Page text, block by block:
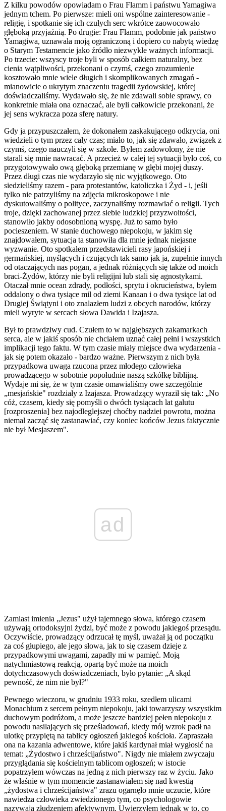
Z kilku powodów opowiadam o Frau Flamm i państwu Yamagiwa
jednym tchem. Po pierwsze: mieli oni wspólne zainteresowanie -
religię, i spotkanie się ich czułych serc wkrótce zaowocowało
głęboką przyjaźnią. Po drugie: Frau Flamm, podobnie jak państwo
Yamagiwa, uznawała moją ograniczoną i dopiero co nabytą wiedzę
o Starym Testamencie jako źródło niezwykle ważnych informacji.
Po trzecie: wszyscy troje byli w sposób całkiem naturalny, bez
cienia wątpliwości, przekonani o czymś, czego zrozumienie
kosztowało mnie wiele długich i skomplikowanych zmagań -
mianowicie o ukrytym znaczeniu tragedii żydowskiej, której
doświadczaliśmy. Wydawało się, że nie zdawali sobie sprawy, co
konkretnie miała ona oznaczać, ale byli całkowicie przekonani, że
jej sens wykracza poza sferę natury.
Gdy ja przypuszczałem, że dokonałem zaskakującego odkrycia, oni
wiedzieli o tym przez cały czas; miało to, jak się zdawało, związek z
czymś, czego nauczyli się w szkole. Byłem zadowolony, że nie
starali się mnie nawracać. A przecież w całej tej sytuacji było coś, co
przygotowywało ową głęboką przemianę w głębi mojej duszy.
Przez długi czas nie wydarzyło się nic wyjątkowego. Oto
siedzieliśmy razem - para protestantów, katoliczka i Żyd - i, jeśli
tylko nie patrzyliśmy na zdjęcia mikroskopowe i nie
dyskutowaliśmy o polityce, zaczynaliśmy rozmawiać o religii. Tych
troje, dzięki zachowanej przez siebie ludzkiej przyzwoitości,
stanowiło jakby odosobnioną wyspę. Już to samo było
pocieszeniem. W stanie duchowego niepokoju, w jakim się
znajdowałem, sytuacja ta stanowiła dla mnie jednak niejasne
wyzwanie. Oto spotkałem przedstawicieli rasy japońskiej i
germańskiej, myślących i czujących tak samo jak ja, zupełnie innych
od otaczających nas pogan, a jednak różniących się także od moich
braci-Żydów, którzy nie byli religijni lub stali się agnostykami.
Otaczał mnie ocean zdrady, podłości, sprytu i okrucieństwa, byłem
oddalony o dwa tysiące mil od ziemi Kanaan i o dwa tysiące lat od
Drugiej Świątyni i oto znalazłem ludzi z obcych narodów, którzy
mieli wyryte w sercach słowa Dawida i Izajasza.
Był to prawdziwy cud. Czułem to w najgłębszych zakamarkach
serca, ale w jakiś sposób nie chciałem uznać całej pełni i wszystkich
implikacji tego faktu. W tym czasie miały miejsce dwa wydarzenia -
jak się potem okazało - bardzo ważne. Pierwszym z nich była
przypadkowa uwaga rzucona przez młodego człowieka
prowadzącego w sobotnie popołudnie naszą szkółkę biblijną.
Wydaje mi się, że w tym czasie omawialiśmy owe szczególnie
„mesjańskie" rozdziały z Izajasza. Prowadzący wyraził się tak: „No
cóż, czasem, kiedy się pomyśli o dwóch tysiącach lat galutu
[rozproszenia] bez najodleglejszej choćby nadziei powrotu, można
niemal zacząć się zastanawiać, czy koniec końców Jezus faktycznie
nie był Mesjaszem".
ad
Zamiast imienia „Jezus" użył tajemnego słowa, którego czasem
używają ortodoksyjni żydzi, być może z powodu jakiegoś przesądu.
Oczywiście, prowadzący odrzucał tę myśl, uważał ją od początku
za coś głupiego, ale jego słowa, jak to się czasem dzieje z
przypadkowymi uwagami, zapadły mi w pamięć. Moją
natychmiastową reakcją, opartą być może na moich
dotychczasowych doświadczeniach, było pytanie: „A skąd
pewność, że nim nie był?"
Pewnego wieczoru, w grudniu 1933 roku, szedłem ulicami
Monachium z sercem pełnym niepokoju, jaki towarzyszy wszystkim
duchowym podróżom, a może jeszcze bardziej pełen niepokoju z
powodu nasilających się prześladowań, kiedy mój wzrok padł na
ulotkę przypiętą na tablicy ogłoszeń jakiegoś kościoła. Zapraszała
ona na kazania adwentowe, które jakiś kardynał miał wygłosić na
temat: „Żydostwo i chrześcijaństwo". Nigdy nie miałem zwyczaju
przyglądania się kościelnym tablicom ogłoszeń; w istocie
popatrzyłem wówczas na jedną z nich pierwszy raz w życiu. Jako
że właśnie w tym momencie zastanawiałem się nad kwestią
„żydostwa i chrześcijaństwa" zrazu ogarnęło mnie uczucie, które
nawiedza człowieka zwiedzionego tym, co psychologowie
nazywają złudzeniem afektywnym. Uwierzyłem jednak w to, co